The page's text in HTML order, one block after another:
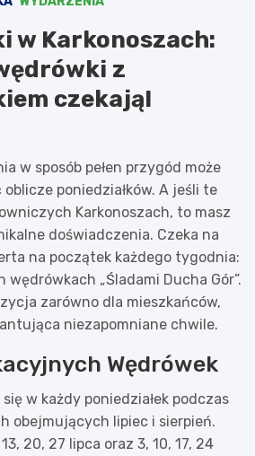
w Karkonoszach:
z
czekają!
w sposób pełen przygód może
oblicze poniedziałków. A jeśli te
Karkonoszach, to masz
doświadczenia. Czeka na
na początek każdego tygodnia:
wędrówkach „Śladami Ducha Gór”.
zarówno dla mieszkańców,
niezapomniane chwile.
Wędrówek
w każdy poniedziałek podczas
obejmujących lipiec i sierpień.
20, 27 lipca oraz 3, 10, 17, 24